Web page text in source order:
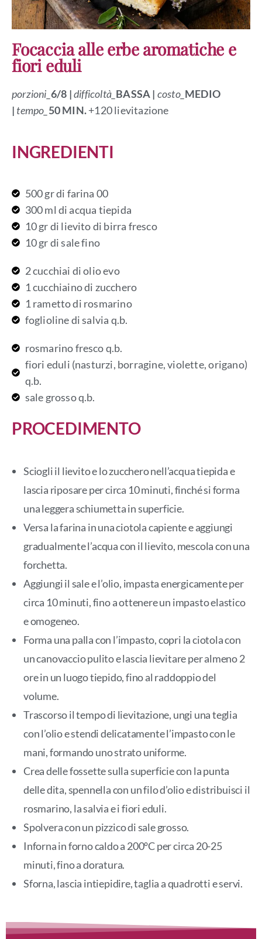
Focaccia alle erbe aromatiche e
fiori eduli
porzioni_ 6/8 |difficoltà_ BASSA| costo_ MEDIO
| tempo_ 50 MIN.+120 lievitazione
INGREDIENTI
500 gr di farina 00
300 ml di acqua tiepida
10 gr di lievito di birra fresco
10 gr di sale fino
2 cucchiai di olio evo
1 cucchiaino di zucchero
1 rametto di rosmarino
foglioline di salvia q.b.
rosmarino fresco q.b.
fiori eduli (nasturzi, borragine, violette, origano)
q.b.
sale grosso q.b.
PROCEDIMENTO
Sciogli il lievito e lo zucchero nell’acqua tiepida e
lascia riposare per circa 10 minuti, finché si forma
una leggera schiumetta in superficie.
Versa la farina in una ciotola capiente e aggiungi
gradualmente l’acqua con il lievito, mescola con una
forchetta.
Aggiungi il sale e l’olio, impasta energicamente per
circa 10 minuti, fino a ottenere un impasto elastico
e omogeneo.
Forma una palla con l’impasto, copri la ciotola con
un canovaccio pulito e lascia lievitare per almeno 2
ore in un luogo tiepido, fino al raddoppio del
volume.
Trascorso il tempo di lievitazione, ungi una teglia
con l’olio e stendi delicatamente l’impasto con le
mani, formando uno strato uniforme.
Crea delle fossette sulla superficie con la punta
delle dita, spennella con un filo d’olio e distribuisci il
rosmarino, la salvia e i fiori eduli.
Spolvera con un pizzico di sale grosso.
Inforna in forno caldo a 200°C per circa 20-25
minuti, fino a doratura.
Sforna, lascia intiepidire, taglia a quadrotti e servi.